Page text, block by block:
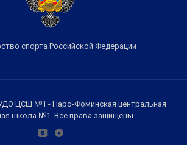
спорта Российской Федерации
ЦСШ №1 - Наро-Фоминская центральная
школа №1. Все права защищены.